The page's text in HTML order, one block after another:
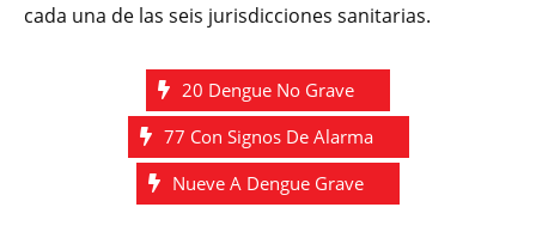
cada una de las seis jurisdicciones sanitarias.
20 Dengue No Grave
77 Con Signos De Alarma
Nueve A Dengue Grave